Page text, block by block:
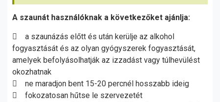
A szaunát használóknak a következőket ajánlja:
 a szaunázás előtt és után kerülje az alkohol
fogyasztását és az olyan gyógyszerek fogyasztását,
amelyek befolyásolhatják az izzadást vagy túlhevülést
okozhatnak
 ne maradjon bent 15-20 percnél hosszabb ideig
 fokozatosan hűtse le szervezetét